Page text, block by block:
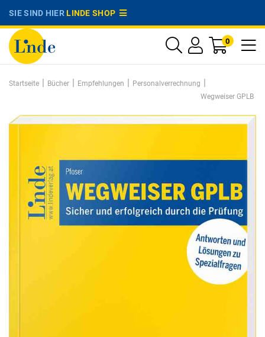
SIE SIND HIERLINDE SHOP
0
Startseite | Bücher | Empfehlungen | Personalverrechnung |
Wegweiser GPLB